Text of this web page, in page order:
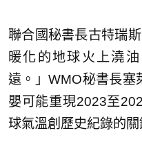
聯合國秘書長古特瑞
暖化的地球火上澆
遠。」WMO秘書長塞
嬰可能重現2023至
球氣溫創歷史紀錄的關